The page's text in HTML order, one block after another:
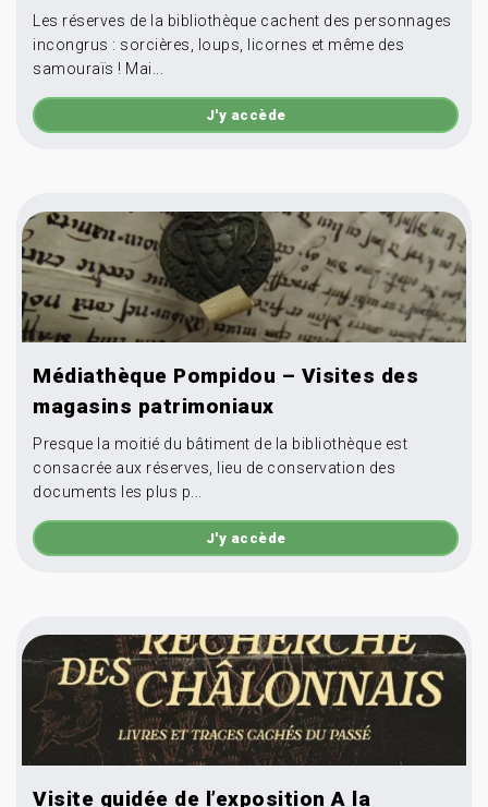
Les réserves de la bibliothèque cachent des personnages
incongrus : sorcières, loups, licornes et même des
samouraïs ! Mai...
J'y accède
Médiathèque Pompidou – Visites des
magasins patrimoniaux
Presque la moitié du bâtiment de la bibliothèque est
consacrée aux réserves, lieu de conservation des
documents les plus p...
J'y accède
Visite guidée de l’exposition A la